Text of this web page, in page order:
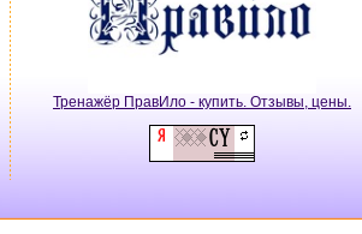
Тренажёр ПравИло - купить. Отзывы, цены.